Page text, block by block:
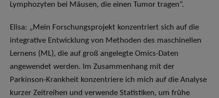
Lymphozyten bei Mäusen, die einen Tumor tragen“.
Elisa: „Mein Forschungsprojekt konzentriert sich auf die
integrative Entwicklung von Methoden des maschinellen
Lernens (ML), die auf groß angelegte Omics-Daten
angewendet werden. Im Zusammenhang mit der
Parkinson-Krankheit konzentriere ich mich auf die Analyse
kurzer Zeitreihen und verwende Statistiken, um frühe